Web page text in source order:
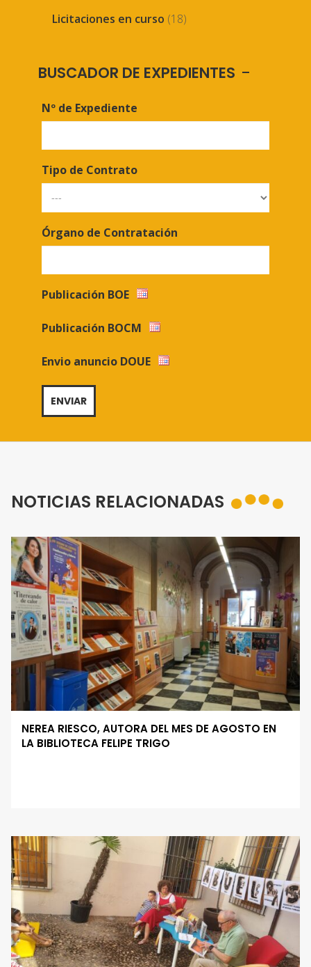
Licitaciones en curso (18)
BUSCADOR DE EXPEDIENTES
Nº de Expediente
Tipo de Contrato
Órgano de Contratación
Publicación BOE
Publicación BOCM
Envio anuncio DOUE
NOTICIAS RELACIONADAS
NEREA RIESCO, AUTORA DEL MES DE AGOSTO EN
LA BIBLIOTECA FELIPE TRIGO